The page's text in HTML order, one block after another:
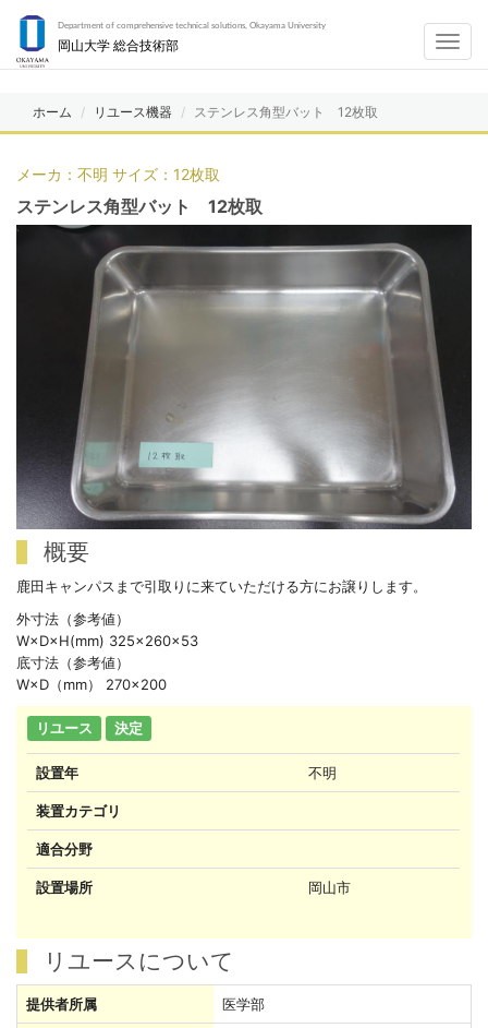
Department of comprehensive technical solutions, Okayama University
岡山大学 総合技術部
ホーム リユース機器 ステンレス角型バット 12枚取
メーカ：不明 サイズ：12枚取
ステンレス角型バット 12枚取
概要
鹿田キャンパスまで引取りに来ていただける方にお譲りします。
外寸法（参考値）
W×D×H(mm) 325×260×53
底寸法（参考値）
W×D（mm） 270×200
リユース 決定
設置年 不明
装置カテゴリ
適合分野
設置場所 岡山市
リユースについて
提供者所属 医学部